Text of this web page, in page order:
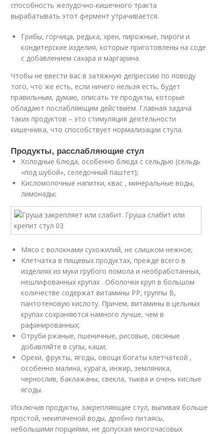
способность желудочно-кишечного тракта
вырабатывать этот фермент утрачивается.
Грибы, горчица, редька, хрен, пирожные, пироги и
кондитерские изделия, которые приготовлены на соде
с добавлением сахара и маргарина.
Чтобы не ввести вас в затяжную депрессию по поводу
того, что же есть, если ничего нельзя есть, будет
правильным, думаю, описать те продукты, которые
обладают послабляющим действием. Главная задача
таких продуктов – это стимуляция деятельности
кишечника, что способствует нормализации стула.
Продукты, расслабляющие стул
Холодные блюда, особенно блюда с сельдью (сельдь
«под шубой», селедочный паштет);
Кисломолочные напитки, квас , минеральные воды,
лимонады;
Мясо с волокнами сухожилий, не слишком нежное;
Клетчатка в пищевых продуктах, прежде всего в
изделиях из муки грубого помола и необработанных,
нешлифованных крупах . Оболочки круп в большом
количестве содержат витамины РР, группы В,
пантотеновую кислоту. Причем, витамины в цельных
крупах сохраняются намного лучше, чем в
рафинированных;
Отруби ржаные, пшеничные, рисовые, овсяные
добавляйте в супы, каши;
Орехи, фрукты, ягоды, овощи богаты клетчаткой ,
особенно малина, курага, инжир, земляника,
чернослив, баклажаны, свекла, тыква и очень кислые
ягоды.
Исключив продукты, закрепляющие стул, выпивая больше
простой, некипяченой воды, дробно питаясь,
небольшими порциями, не допуская многочасовых